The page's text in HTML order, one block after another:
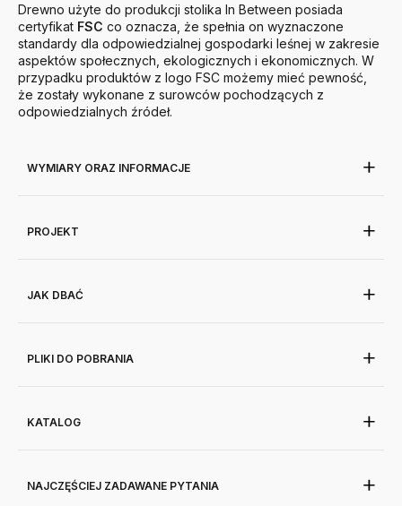
Drewno użyte do produkcji stolika In Between posiada
certyfikat FSC co oznacza, że spełnia on wyznaczone
standardy dla odpowiedzialnej gospodarki leśnej w zakresie
aspektów społecznych, ekologicznych i ekonomicznych. W
przypadku produktów z logo FSC możemy mieć pewność,
że zostały wykonane z surowców pochodzących z
odpowiedzialnych źródeł.
WYMIARY ORAZ INFORMACJE
PROJEKT
JAK DBAĆ
PLIKI DO POBRANIA
KATALOG
NAJCZĘŚCIEJ ZADAWANE PYTANIA